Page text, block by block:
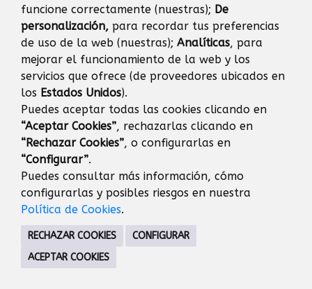
funcione correctamente (nuestras); De
personalización, para recordar tus preferencias
de uso de la web (nuestras); Analíticas, para
mejorar el funcionamiento de la web y los
servicios que ofrece (de proveedores ubicados en
los Estados Unidos).
Puedes aceptar todas las cookies clicando en
“Aceptar Cookies”, rechazarlas clicando en
“Rechazar Cookies”, o configurarlas en
“Configurar”.
Puedes consultar más información, cómo
configurarlas y posibles riesgos en nuestra
Política de Cookies.
RECHAZAR COOKIES
CONFIGURAR
ACEPTAR COOKIES
Eventos Día Semana Mes Año
Anterior miércoles28enero Siguiente
JUVENTUD
C/ Dr. Calero, 37 28221 Majadahonda Madrid
91 634 91 20
CONTACTO
MAPA WEB
AVISO LEGAL
PROTECCIÓN DE DATOS